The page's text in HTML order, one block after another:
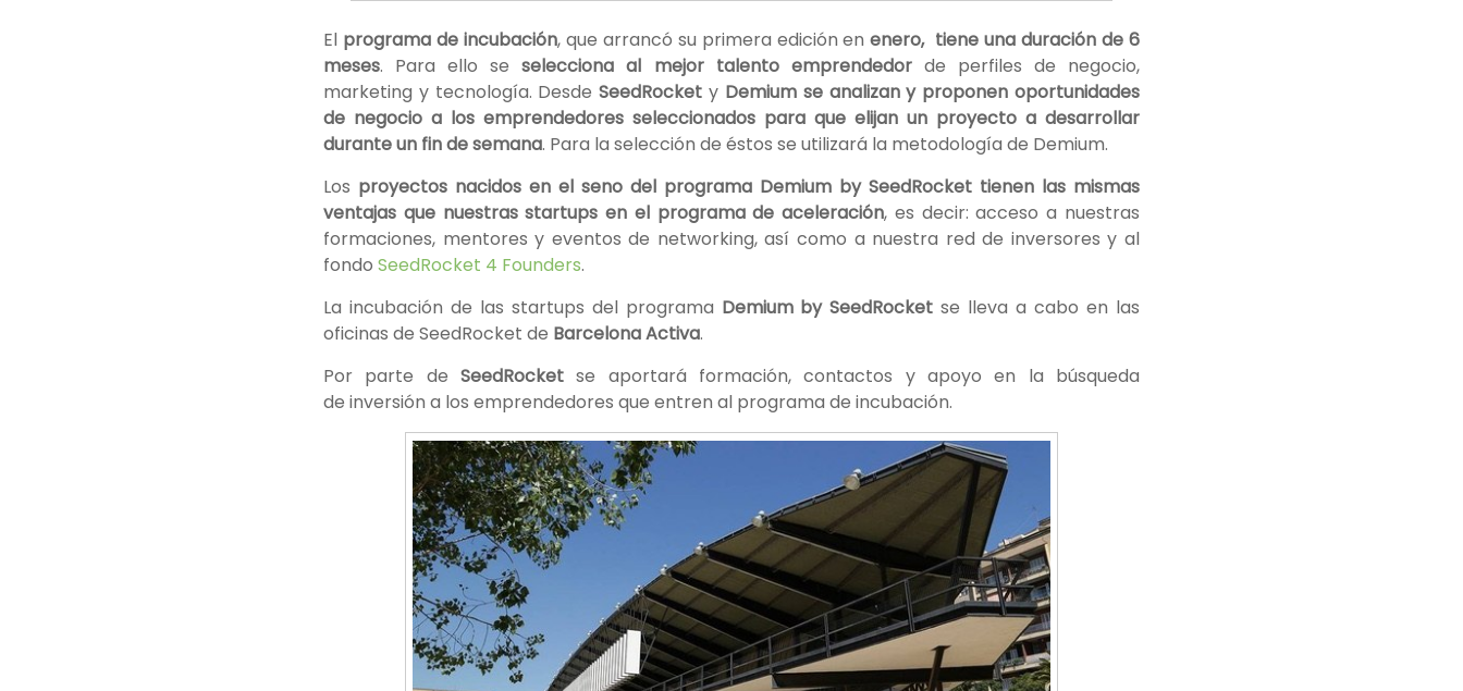
El programa de incubación, que arrancó su primera edición enenero, tiene una duración de 6
meses. Para ello seselecciona al mejor talento emprendedorde perfiles de negocio,
marketing y tecnología. DesdeSeedRocket y Demium se analizan y proponen oportunidades
de negocio a los emprendedores seleccionados para que elijan un proyecto a desarrollar
durante un fin de semana. Para la selección de éstos se utilizará la metodología de Demium.
Los proyectos nacidos en el seno del programa Demium by SeedRocket tienen las mismas
ventajas que nuestras startups en el programa de aceleración, es decir: acceso a nuestras
formaciones, mentores y eventos de networking, así como a nuestra red de inversores y al
fondo SeedRocket 4 Founders.
La incubación de las startups del programa Demium by SeedRocket se lleva a cabo en las
oficinas de SeedRocket de Barcelona Activa.
Por parte de SeedRocket se aportará formación, contactos y apoyo en la búsqueda
de inversión a los emprendedores que entren al programa de incubación.